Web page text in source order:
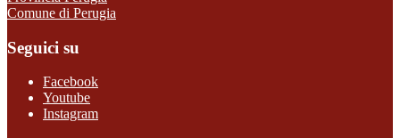
Comune di Perugia
Seguici su
Facebook
Youtube
Instagram